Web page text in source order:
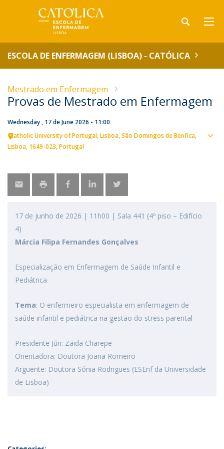
ESCOLA DE ENFERMAGEM (LISBOA) - CATÓLICA
Mestrado em Enfermagem
Provas de Mestrado em Enfermagem
Wednesday , 17 de June 2026 - 11:00
Catholic University of Portugal Lisboa São Domingos de Benfica,
Lisboa 1649-023 Portugal
17 de junho de 2026 | 11h00 | Sala 441 (4º piso – Edifício
4)
Márcia Filipa Fernandes Gonçalves
Especialização em Enfermagem de Saúde Infantil e
Pediátrica
Tema: O enfermeiro especialista em enfermagem de
saúde infantil e pediátrica na gestão do stress parental
Presidente Júri: Zaida Charepe
Orientadora: Doutora Joana Romeiro
Arguente: Doutora Sónia Rodrigues (ESEnf da Universidade
de Lisboa)